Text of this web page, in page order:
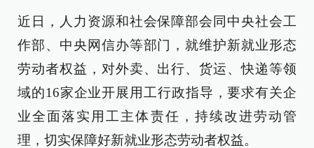
近日，人力资源和社会保障部会同中央社会工
作部、中央网信办等部门，就维护新就业形态
劳动者权益，对外卖、出行、货运、快递等领
域的16家企业开展用工行政指导，要求有关企
业全面落实用工主体责任，持续改进劳动管
理，切实保障好新就业形态劳动者权益。